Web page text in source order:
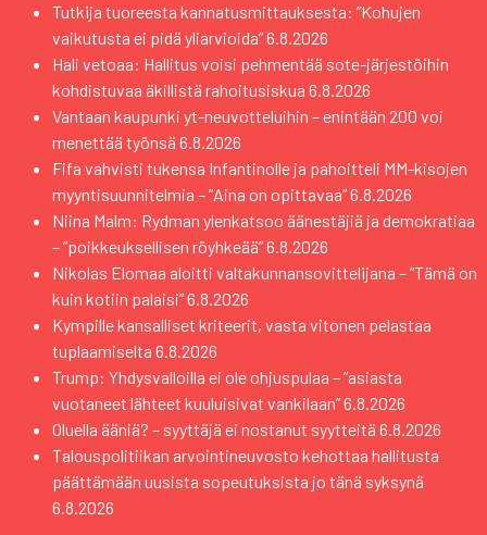
Tutkija tuoreesta kannatusmittauksesta: ”Kohujen
vaikutusta ei pidä yliarvioida”6.8.2026
Hali vetoaa: Hallitus voisi pehmentää sote-järjestöihin
kohdistuvaa äkillistä rahoitusiskua 6.8.2026
Vantaan kaupunki yt-neuvotteluihin – enintään 200 voi
menettää työnsä 6.8.2026
Fifa vahvisti tukensa Infantinolle ja pahoitteli MM-kisojen
myyntisuunnitelmia – ”Aina on opittavaa”6.8.2026
Niina Malm: Rydman ylenkatsoo äänestäjiä ja demokratiaa
– ”poikkeuksellisen röyhkeää”6.8.2026
Nikolas Elomaa aloitti valtakunnansovittelijana – ”Tämä on
kuin kotiin palaisi”6.8.2026
Kympille kansalliset kriteerit, vasta vitonen pelastaa
tuplaamiselta 6.8.2026
Trump: Yhdysvalloilla ei ole ohjuspulaa – ”asiasta
vuotaneet lähteet kuuluisivat vankilaan”6.8.2026
Oluella ääniä? – syyttäjä ei nostanut syytteitä 6.8.2026
Talouspolitiikan arvointineuvosto kehottaa hallitusta
päättämään uusista sopeutuksista jo tänä syksynä
6.8.2026